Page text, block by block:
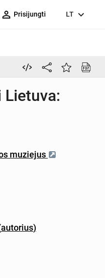
person_outline Prisijungti LT expand_more
Lietuva:
muziejus
autorius)